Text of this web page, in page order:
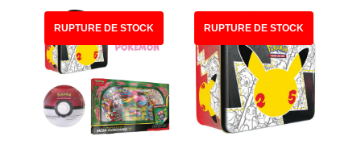
€ 399,90.
€ 368,50.
RUPTURE DE STOCK RUPTURE DE STOCK